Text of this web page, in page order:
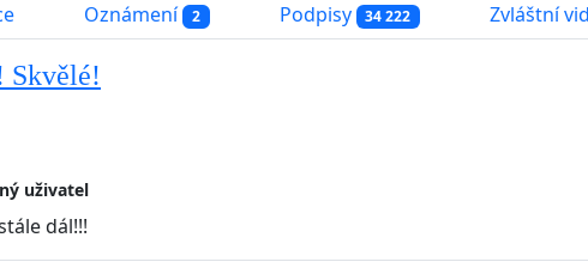
Oznámení 2 Podpisy 34 222 Zvláštní
Skvělé!
uživatel
dál!!!